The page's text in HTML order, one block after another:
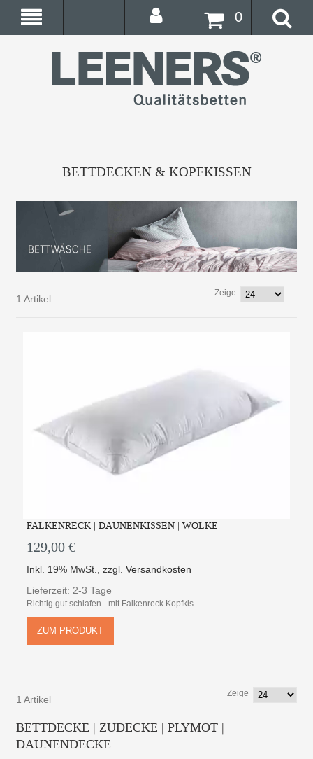
0
BETTDECKEN & KOPFKISSEN
1 Artikel
Zeige
FALKENRECK | DAUNENKISSEN | WOLKE
129,00 €
Inkl. 19% MwSt. ,zzgl.Versandkosten
Lieferzeit: 2-3 Tage
Richtig gut schlafen - mit Falkenreck Kopfkis...
ZUM PRODUKT
1 Artikel
Zeige
BETTDECKE | ZUDECKE | PLYMOT |
DAUNENDECKE